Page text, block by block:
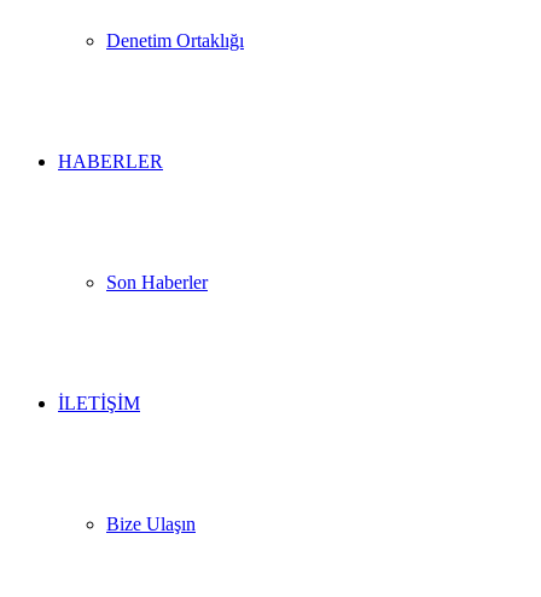
Denetim Ortaklığı
HABERLER
Son Haberler
İLETİŞİM
Bize Ulaşın